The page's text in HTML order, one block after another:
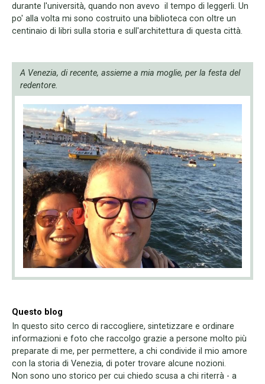
durante l'università, quando non avevo il tempo di leggerli. Un
po' alla volta mi sono costruito una biblioteca con oltre un
centinaio di libri sulla storia e sull'architettura di questa città.
A Venezia, di recente, assieme a mia moglie, per la festa del
redentore.
Questo blog
In questo sito cerco di raccogliere, sintetizzare e ordinare
informazioni e foto che raccolgo grazie a persone molto più
preparate di me, per permettere, a chi condivide il mio amore
con la storia di Venezia, di poter trovare alcune nozioni.
Non sono uno storico per cui chiedo scusa a chi riterrà - a